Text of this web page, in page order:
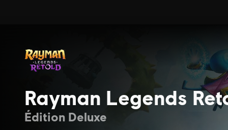
Rayman Legends
Édition Deluxe